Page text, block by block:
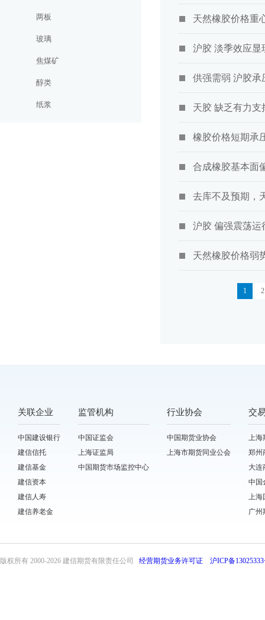
两板
玻璃
焦煤矿
醇类
纸浆
天然橡胶价格重
沪胶 淡季效应显
供强需弱 沪胶承
天胶 缺乏有力支
橡胶价格短期承
合成橡胶基本面
去库不及预期，
沪胶 偏强震荡运
天然橡胶价格弱
1 2
关联企业
中国建设银行
建信信托
建信基金
建信资本
建信人寿
建信养老金
监管机构
中国证监会
上海证监局
中国期货市场监控中心
行业协会
中国期货业协会
上海市期货同业公会
交
上海
郑州
大连
中国
上海
广州
版权所有 2000-2026 建信期货有限责任公司 经营期货业务许可证 沪ICP备